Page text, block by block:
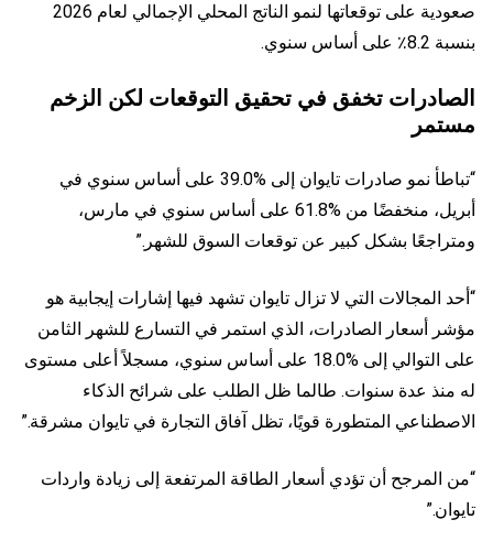
صعودية على توقعاتها لنمو الناتج المحلي الإجمالي لعام 2026
بنسبة 8.2٪ على أساس سنوي.
الصادرات تخفق في تحقيق التوقعات لكن الزخم
مستمر
“تباطأ نمو صادرات تايوان إلى %39.0 على أساس سنوي في
أبريل، منخفضًا من %61.8 على أساس سنوي في مارس،
ومتراجعًا بشكل كبير عن توقعات السوق للشهر.”
“أحد المجالات التي لا تزال تايوان تشهد فيها إشارات إيجابية هو
مؤشر أسعار الصادرات، الذي استمر في التسارع للشهر الثامن
على التوالي إلى %18.0 على أساس سنوي، مسجلاً أعلى مستوى
له منذ عدة سنوات. طالما ظل الطلب على شرائح الذكاء
الاصطناعي المتطورة قويًا، تظل آفاق التجارة في تايوان مشرقة.”
“من المرجح أن تؤدي أسعار الطاقة المرتفعة إلى زيادة واردات
تايوان.”